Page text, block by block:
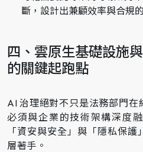
斷，設計出兼顧效率與合規
四、雲原生基礎設施
的關鍵起跑點
AI 治理絕對不只是法務部門在
必須與企業的技術架構深度
「資安與安全」與「隱私保
層著手。